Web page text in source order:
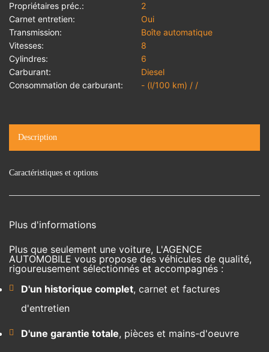
Propriétaires préc.:
2
Carnet entretien:
Oui
Transmission:
Boîte automatique
Vitesses:
8
Cylindres:
6
Carburant:
Diesel
Consommation de carburant:
- (l/100 km) / /
Description
Caractéristiques et options
Plus d'informations
Plus que seulement une voiture, L'AGENCE
AUTOMOBILE vous propose des véhicules de qualité,
rigoureusement sélectionnés et accompagnés :
D'un historique complet, carnet et factures
d'entretien
D'une garantie totale, pièces et mains-d'oeuvre